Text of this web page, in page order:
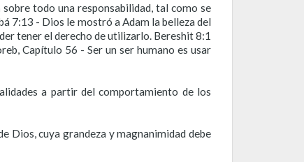
todo una responsabilidad, tal como se
7:13 - Dios le mostró a Adam la belleza del
tener el derecho de utilizarlo. Bereshit 8:1
Capítulo 56 - Ser un ser humano es usar
a partir del comportamiento de los
Dios, cuya grandeza y magnanimidad debe